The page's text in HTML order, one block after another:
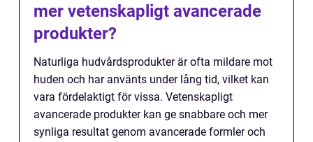
mer vetenskapligt avancerade
produkter?
Naturliga hudvårdsprodukter är ofta mildare mot
huden och har använts under lång tid, vilket kan
vara fördelaktigt för vissa. Vetenskapligt
avancerade produkter kan ge snabbare och mer
synliga resultat genom avancerade formler och